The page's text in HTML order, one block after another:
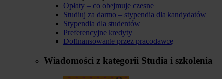
Opłaty – co obejmuje czesne
Studiuj za darmo – stypendia dla kandydatów
Stypendia dla studentów
Preferencyjne kredyty
Dofinansowanie przez pracodawcę
Wiadomości z kategorii Studia i szkolenia